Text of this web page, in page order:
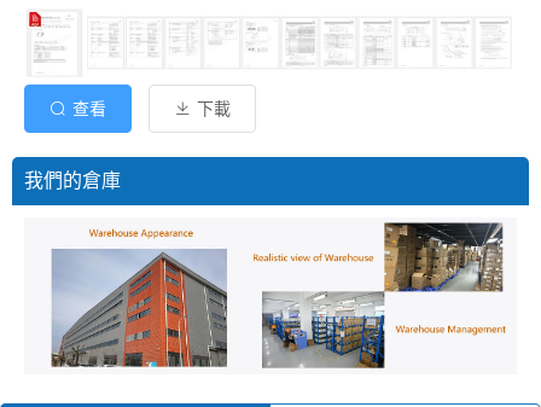
查看 下載
我們的倉庫